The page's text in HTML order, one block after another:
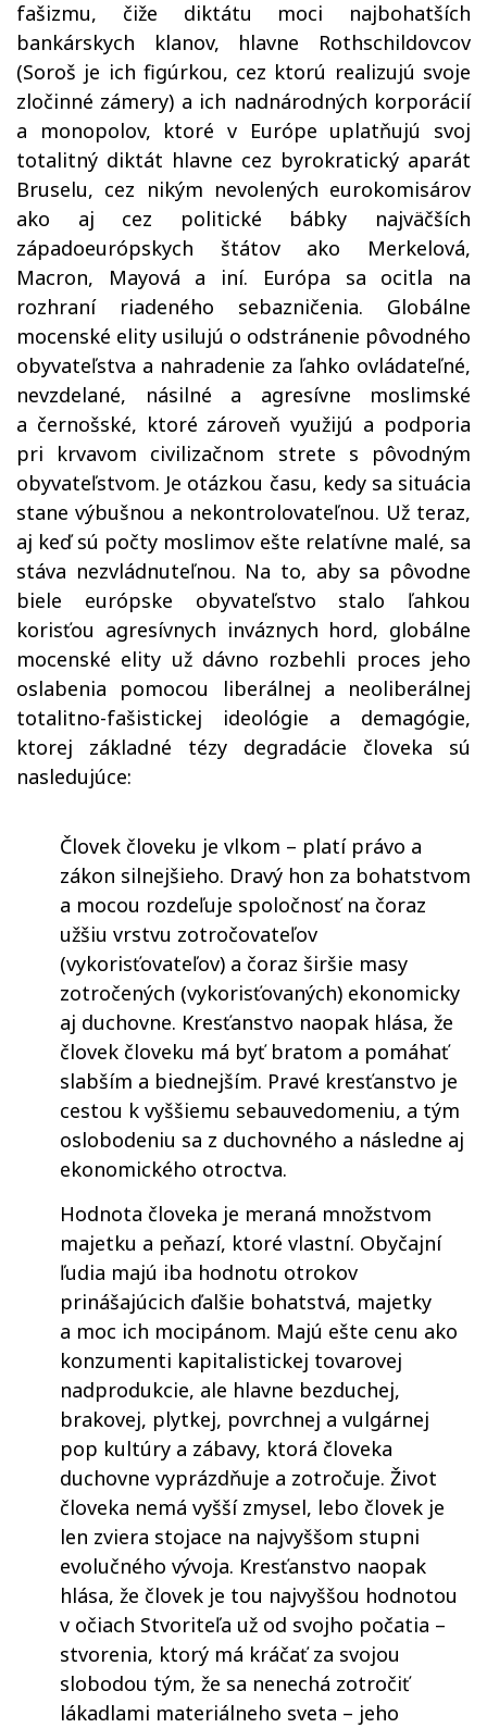
fašizmu, čiže diktátu moci najbohatších
bankárskych klanov, hlavne Rothschildovcov
(Soroš je ich figúrkou, cez ktorú realizujú svoje
zločinné zámery) a ich nadnárodných korporácií
a monopolov, ktoré v Európe uplatňujú svoj
totalitný diktát hlavne cez byrokratický aparát
Bruselu, cez nikým nevolených eurokomisárov
ako aj cez politické bábky najväčších
západoeurópskych štátov ako Merkelová,
Macron, Mayová a iní. Európa sa ocitla na
rozhraní riadeného sebazničenia. Globálne
mocenské elity usilujú o odstránenie pôvodného
obyvateľstva a nahradenie za ľahko ovládateľné,
nevzdelané, násilné a agresívne moslimské
a černošské, ktoré zároveň využijú a podporia
pri krvavom civilizačnom strete s pôvodným
obyvateľstvom. Je otázkou času, kedy sa situácia
stane výbušnou a nekontrolovateľnou. Už teraz,
aj keď sú počty moslimov ešte relatívne malé, sa
stáva nezvládnuteľnou. Na to, aby sa pôvodne
biele európske obyvateľstvo stalo ľahkou
korisťou agresívnych inváznych hord, globálne
mocenské elity už dávno rozbehli proces jeho
oslabenia pomocou liberálnej a neoliberálnej
totalitno-fašistickej ideológie a demagógie,
ktorej základné tézy degradácie človeka sú
nasledujúce:
Človek človeku je vlkom – platí právo a
zákon silnejšieho. Dravý hon za bohatstvom
a mocou rozdeľuje spoločnosť na čoraz
užšiu vrstvu zotročovateľov
(vykorisťovateľov) a čoraz širšie masy
zotročených (vykorisťovaných) ekonomicky
aj duchovne. Kresťanstvo naopak hlása, že
človek človeku má byť bratom a pomáhať
slabším a biednejším. Pravé kresťanstvo je
cestou k vyššiemu sebauvedomeniu, a tým
oslobodeniu sa z duchovného a následne aj
ekonomického otroctva.
Hodnota človeka je meraná množstvom
majetku a peňazí, ktoré vlastní. Obyčajní
ľudia majú iba hodnotu otrokov
prinášajúcich ďalšie bohatstvá, majetky
a moc ich mocipánom. Majú ešte cenu ako
konzumenti kapitalistickej tovarovej
nadprodukcie, ale hlavne bezduchej,
brakovej, plytkej, povrchnej a vulgárnej
pop kultúry a zábavy, ktorá človeka
duchovne vyprázdňuje a zotročuje. Život
človeka nemá vyšší zmysel, lebo človek je
len zviera stojace na najvyššom stupni
evolučného vývoja. Kresťanstvo naopak
hlása, že človek je tou najvyššou hodnotou
v očiach Stvoriteľa už od svojho počatia –
stvorenia, ktorý má kráčať za svojou
slobodou tým, že sa nenechá zotročiť
lákadlami materiálneho sveta – jeho